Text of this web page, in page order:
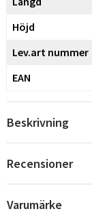
Höjd
Lev.art nummer
EAN
Beskrivning
Recensioner
Varumärke